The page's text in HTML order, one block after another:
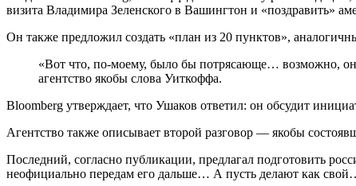
визита Владимира Зеленского в Вашингтон и «поздравить»
Он также предложил создать «план из 20 пунктов»,
«Вот что, по-моему, было бы потрясающе… возможно,
агентство якобы слова Уиткоффа.
Bloomberg утверждает, что Ушаков ответил: он обсудит
Агентство также описывает второй разговор — якобы
Последний, согласно публикации, предлагал подготовить
неофициально передам его дальше… А пусть делают как